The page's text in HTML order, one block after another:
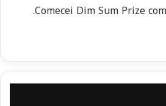
Comecei Dim Sum Prize